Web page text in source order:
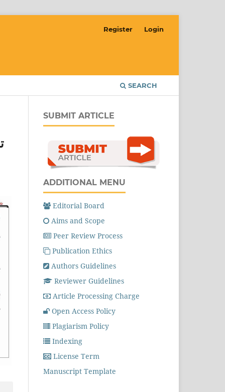
SEARCH
Register Login
SUBMIT ARTICLE
ADDITIONAL MENU
Editorial Board
Aims and Scope
Peer Review Process
Publication Ethics
Authors Guidelines
Reviewer Guidelines
Article Processing Charge
Open Access Policy
Plagiarism Policy
Indexing
License Term
Manuscript Template